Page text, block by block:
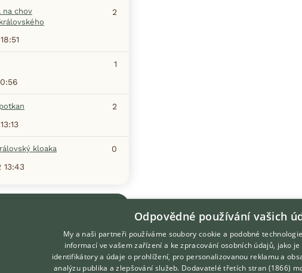
na chov
2
1
2
kloaka
0
13:43
Odpovědné používání vašich
My a naši partneři používáme soubory cookie a podobné
informací ve vašem zařízení a ke zpracování osobních údajů, jako
identifikátory a údaje o prohlížení, pro personalizovanou reklamu a
analýzu publika a zlepšování služeb. Dodavatelé třetích stran (1866)